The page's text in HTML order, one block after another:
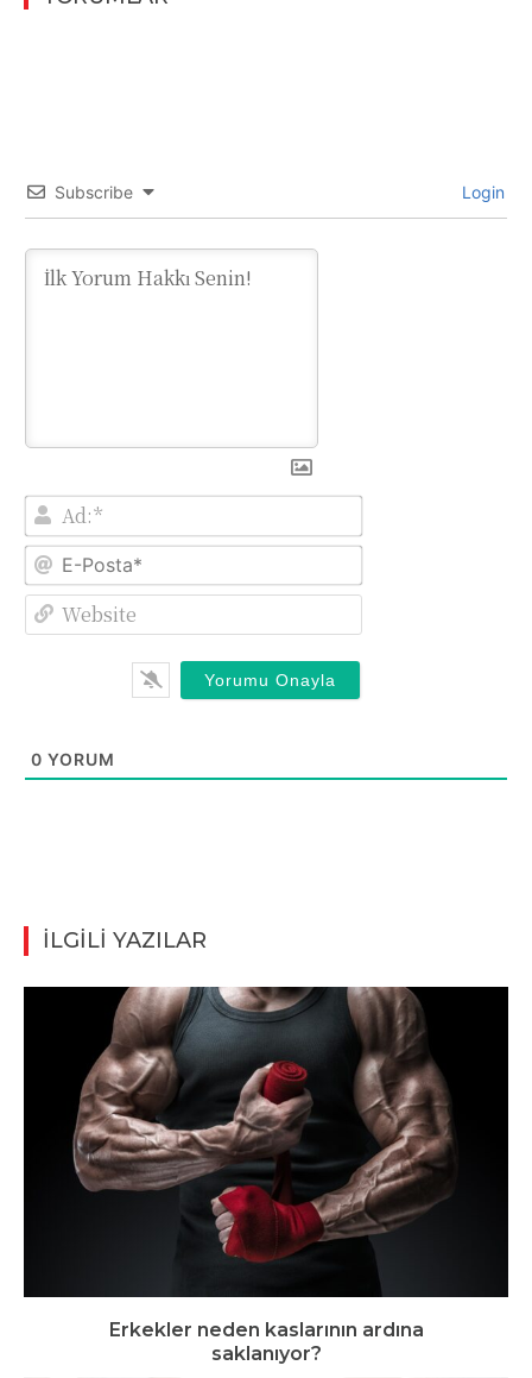
Subscribe Login
Ad:*
E-
0 YORUM
İLGİLİ YAZILAR
Erkekler neden kaslarının ardına
saklanıyor?